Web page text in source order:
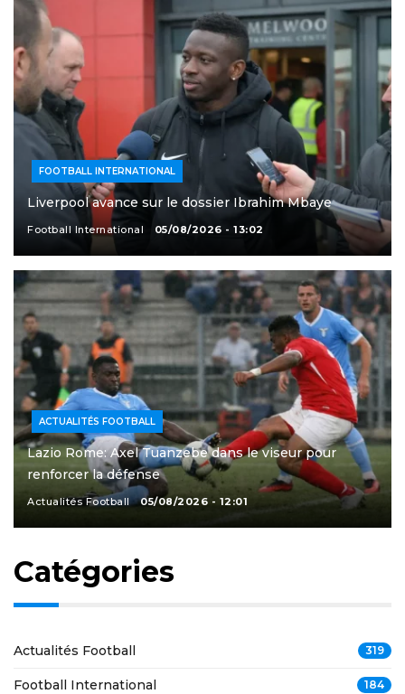
FOOTBALL INTERNATIONAL
Liverpool avance sur le dossier Ibrahim Mbaye
Football International 05/08/2026 - 13:02
ACTUALITÉS FOOTBALL
Lazio Rome: Axel Tuanzebe dans le viseur pour
renforcer la défense
Actualités Football 05/08/2026 - 12:01
Catégories
Actualités Football 319
Football International 184